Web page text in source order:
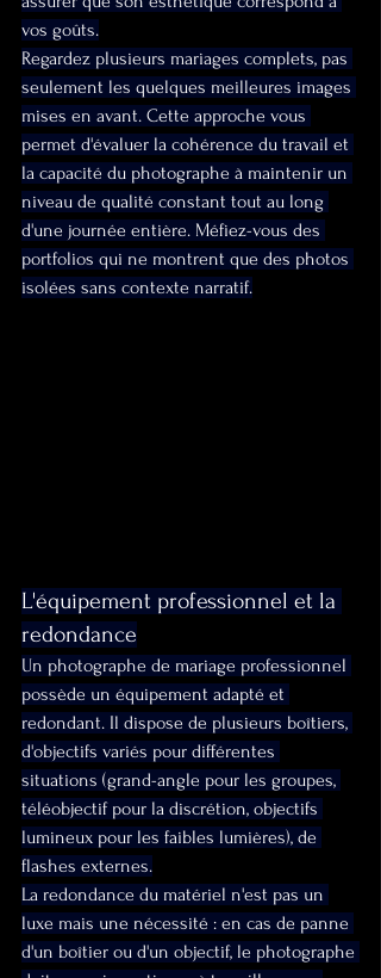
vos goûts.
Regardez plusieurs mariages complets, pas
seulement les quelques meilleures images
mises en avant. Cette approche vous
permet d'évaluer la cohérence du travail et
la capacité du photographe à maintenir un
niveau de qualité constant tout au long
d'une journée entière. Méfiez-vous des
portfolios qui ne montrent que des photos
isolées sans contexte narratif.
L'équipement professionnel et la
redondance
Un photographe de mariage professionnel
possède un équipement adapté et
redondant. Il dispose de plusieurs boîtiers,
d'objectifs variés pour différentes
situations (grand-angle pour les groupes,
téléobjectif pour la discrétion, objectifs
lumineux pour les faibles lumières), de
flashes externes.
La redondance du matériel n'est pas un
luxe mais une nécessité : en cas de panne
d'un boîtier ou d'un objectif, le photographe